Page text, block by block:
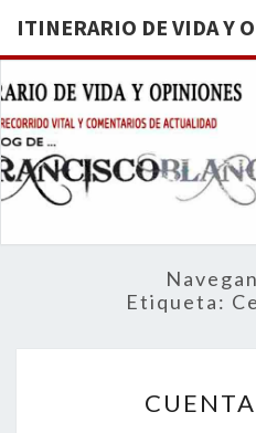
ITINERARIO DE VIDA Y
Etiqueta: